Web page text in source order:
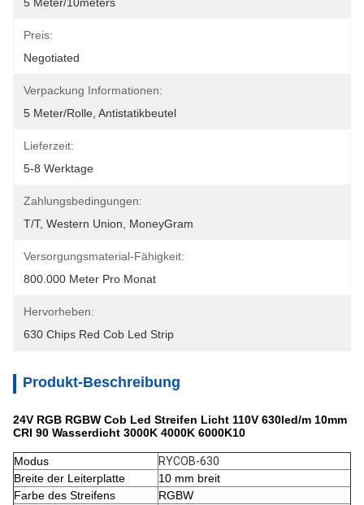
Preis:
Negotiated
Verpackung Informationen:
5 Meter/Rolle, Antistatikbeutel
Lieferzeit:
5-8 Werktage
Zahlungsbedingungen:
T/T, Western Union, MoneyGram
Versorgungsmaterial-Fähigkeit:
800.000 Meter Pro Monat
Hervorheben:
630 Chips Red Cob Led Strip
Produkt-Beschreibung
24V RGB RGBW Cob Led Streifen Licht 110V 630led/m 10mm
CRI 90 Wasserdicht 3000K 4000K 6000K10
Modus
RYCOB-630
Breite der Leiterplatte
10 mm breit
Farbe des Streifens
RGBW